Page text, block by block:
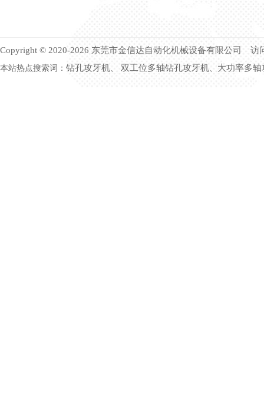
Copyright © 2020-2026 东莞市金信达自动化机械设备有限公司 访
本站热点搜索词： 钻孔攻牙机、 双工位多轴钻孔攻牙机、 大功率多轴